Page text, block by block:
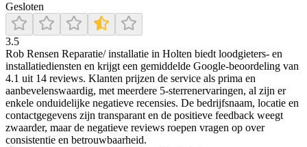
Gesloten
3.5
Rob Rensen Reparatie/ installatie in Holten biedt loodgieters- en
installatiediensten en krijgt een gemiddelde Google-beoordeling van
4.1 uit 14 reviews. Klanten prijzen de service als prima en
aanbevelenswaardig, met meerdere 5-sterrenervaringen, al zijn er
enkele onduidelijke negatieve recensies. De bedrijfsnaam, locatie en
contactgegevens zijn transparant en de positieve feedback weegt
zwaarder, maar de negatieve reviews roepen vragen op over
consistentie en betrouwbaarheid.